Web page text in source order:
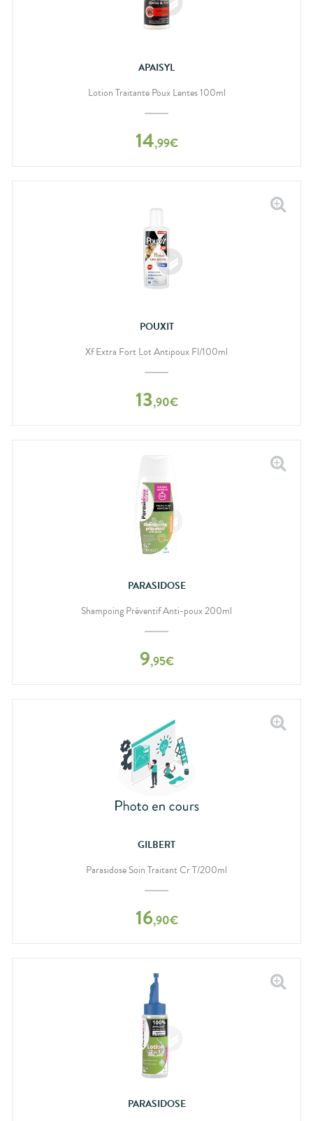
APAISYL
Lotion Traitante Poux Lentes 100ml
14,99€
POUXIT
Xf Extra Fort Lot Antipoux Fl/100ml
13,90€
PARASIDOSE
Shampoing Préventif Anti-poux 200ml
9,95€
GILBERT
Parasidose Soin Traitant Cr T/200ml
16,90€
PARASIDOSE